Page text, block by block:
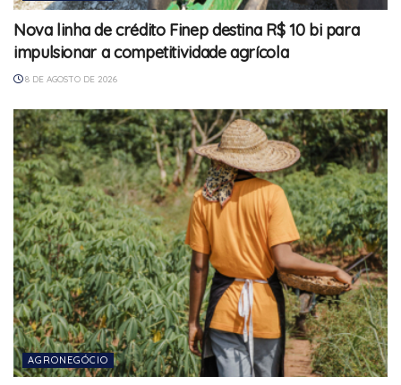
Nova linha de crédito Finep destina R$ 10 bi para
impulsionar a competitividade agrícola
8 DE AGOSTO DE 2026
AGRONEGÓCIO